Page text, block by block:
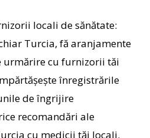
locali de sănătate:
Turcia, fă aranjamente
cu furnizorii tăi
înregistrările
de îngrijire
recomandări ale
cu medicii tăi locali.